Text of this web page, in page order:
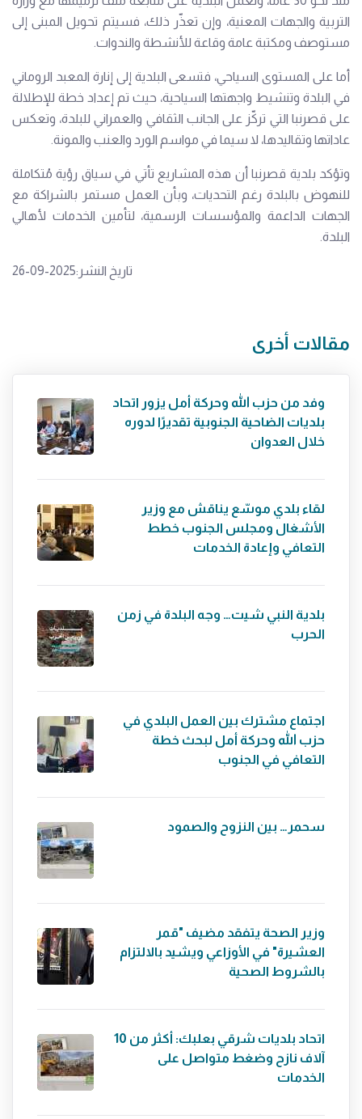
التربية والجهات المعنية، وإن تعذّر ذلك، فسيتم تحويل المبنى إلى
مستوصف ومكتبة عامة وقاعة للأنشطة والندوات.
أما على المستوى السياحي، فتسعى البلدية إلى إنارة المعبد الروماني
في البلدة وتنشيط واجهتها السياحية، حيث تم إعداد خطة للإطلالة
على قصرنبا التي تركّز على الجانب الثقافي والعمراني للبلدة، وتعكس
عاداتها وتقاليدها، لا سيما في مواسم الورد والعنب والمونة.
وتؤكد بلدية قصرنبا أن هذه المشاريع تأتي في سياق رؤية مُتكاملة
للنهوض بالبلدة رغم التحديات، وبأن العمل مستمر بالشراكة مع
الجهات الداعمة والمؤسسات الرسمية، لتأمين الخدمات لأهالي
البلدة.
تاريخ النشر:2025-09-26
مقالات أخرى
وفد من حزب الله وحركة أمل يزور اتحاد
بلديات الضاحية الجنوبية تقديرًا لدوره
خلال العدوان
لقاء بلدي موسّع يناقش مع وزير
الأشغال ومجلس الجنوب خطط
التعافي وإعادة الخدمات
بلدية النبي شيت… وجه البلدة في زمن
الحرب
اجتماع مشترك بين العمل البلدي في
حزب الله وحركة أمل لبحث خطة
التعافي في الجنوب
سحمر… بين النزوح والصمود
وزير الصحة يتفقد مضيف "قمر
العشيرة" في الأوزاعي ويشيد بالالتزام
بالشروط الصحية
اتحاد بلديات شرقي بعلبك: أكثر من 10
آلاف نازح وضغط متواصل على
الخدمات